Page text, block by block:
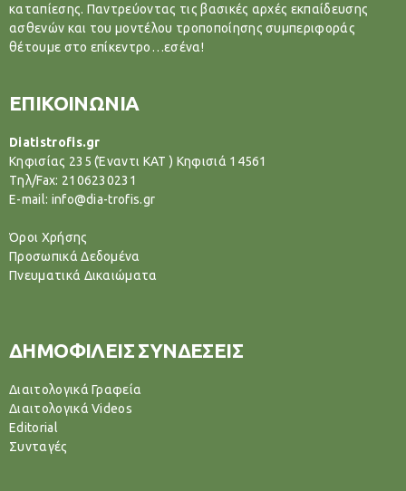
καταπίεσης. Παντρεύοντας τις βασικές αρχές εκπαίδευσης
ασθενών και του μοντέλου τροποποίησης συμπεριφοράς
θέτουμε στο επίκεντρο…εσένα!
ΕΠΙΚΟΙΝΩΝΙΑ
Diatistrofis.gr
Κηφισίας 235 (Έναντι ΚΑΤ ) Κηφισιά 14561
Tηλ/Fax: 2106230231
E-mail: info@dia-trofis.gr
Όροι Χρήσης
Προσωπικά Δεδομένα
Πνευματικά Δικαιώματα
ΔΗΜΟΦΙΛΕΙΣ ΣΥΝΔΕΣΕΙΣ
Διαιτολογικά Γραφεία
Διαιτολογικά Videos
Editorial
Συνταγές